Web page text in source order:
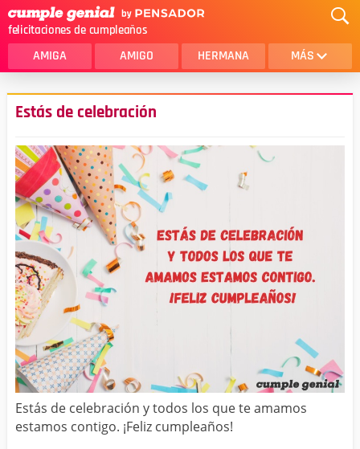
felicitaciones de cumpleaños
AMIGA AMIGO HERMANA MÁS
MAMA
AMOR
SOBRINA
HIJA
HERMANO
NOVIA
PAPA
HOMBRE
TIA
CUÑADA
ALGUIEN ESPECIAL
TODAS LAS CATEGORÍAS
Estás de celebración
Estás de celebración y todos los que te amamos
estamos contigo. ¡Feliz cumpleaños!